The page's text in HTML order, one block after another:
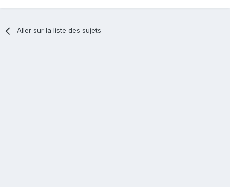
Aller sur la liste des sujets